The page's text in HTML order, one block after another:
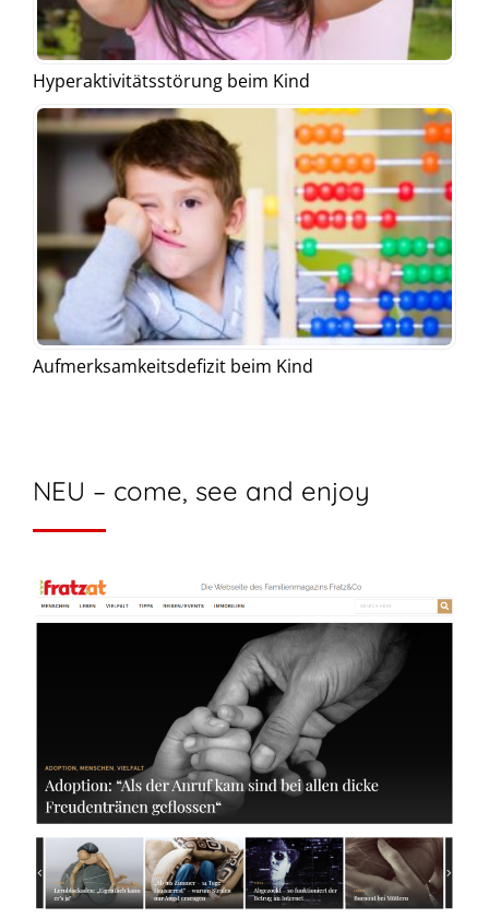
Hyperaktivitätsstörung beim Kind
Aufmerksamkeitsdefizit beim Kind
NEU – come, see and enjoy